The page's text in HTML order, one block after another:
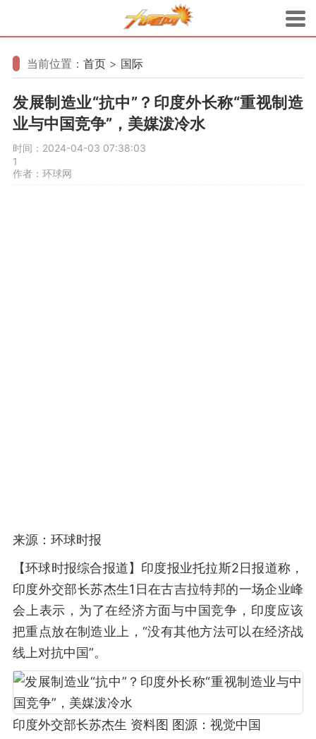
当前位置： 首页 > 国际
发展制造业“抗中”？印度外长称“重视制造
业与中国竞争”，美媒泼冷水
时间：2024-04-03 07:38:03
1
作者：环球网
来源：环球时报
【环球时报综合报道】印度报业托拉斯2日报道称，
印度外交部长苏杰生1日在古吉拉特邦的一场企业峰
会上表示，为了在经济方面与中国竞争，印度应该
把重点放在制造业上，“没有其他方法可以在经济战
线上对抗中国”。
印度外交部长苏杰生 资料图 图源：视觉中国